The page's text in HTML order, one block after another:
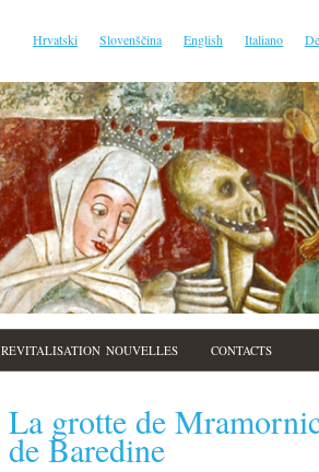
Hrvatski Slovenščina English Italiano
REVITALISATION NOUVELLES CONTACTS
La grotte de
de Baredine